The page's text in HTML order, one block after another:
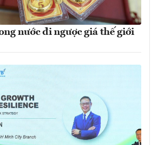
nước đi ngược giá thế giới